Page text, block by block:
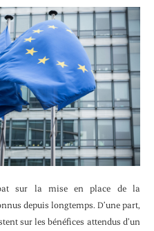
sur la mise en place de la
depuis longtemps. D’une part,
sur les bénéfices attendus d’un